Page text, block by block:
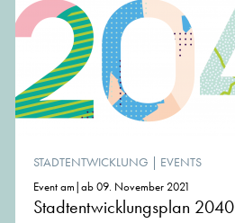
STADTENTWICKLUNG | EVENTS
Event am|ab 09. November 2021
Stadtentwicklungsplan 2040